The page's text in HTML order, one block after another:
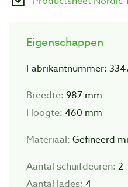
Eigenschappen
Fabrikantnummer:
Breedte: 987 mm
Hoogte: 460 mm
Materiaal: Gefineerd
Aantal schuifdeuren: 2
Aantal lades: 4